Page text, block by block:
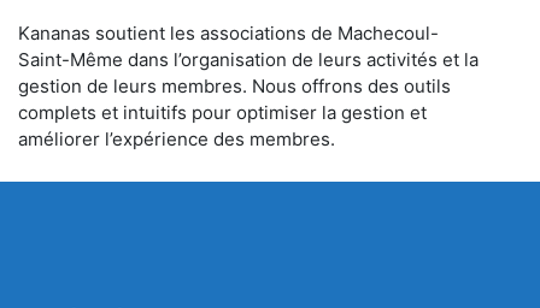
Kananas soutient les associations de Machecoul-
Saint-Même dans l’organisation de leurs activités et la
gestion de leurs membres. Nous offrons des outils
complets et intuitifs pour optimiser la gestion et
améliorer l’expérience des membres.